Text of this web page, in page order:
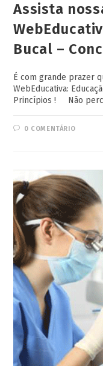
Assista
Bucal –
É com grande prazer
WebEducativa:
Princípios ! Não
0 COMENTÁRIO